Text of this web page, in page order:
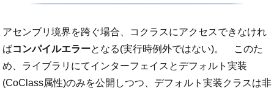
アセンブリ境界を跨ぐ場合、コクラスにアクセスできなけれ
ばコンパイルエラーとなる(実行時例外ではない)。 このた
め、ライブラリにてインターフェイスとデフォルト実装
(CoClass属性)のみを公開しつつ、デフォルト実装クラスは非